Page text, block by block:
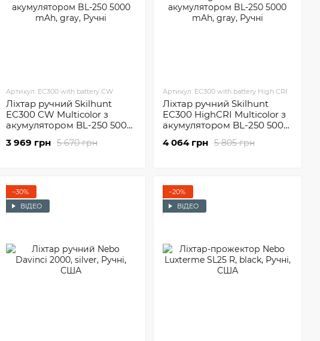
Артикул: EC300 with battery CW
Ліхтар ручний Skilhunt
EC300 CW Multicolor з
акумулятором BL-250 5000
5 670 грн
3 969 грн
Артикул: EC300 with battery High CRI
Ліхтар ручний Skilhunt
EC300 HighCRI Multicolor з
акумулятором BL-250 5000
5 805 грн
4 064 грн
−30%
ВІДЕО
−20%
ВІДЕО